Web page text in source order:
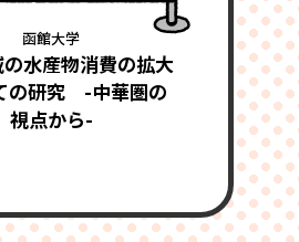
函館大学
水産物消費の拡大
の研究 -中華圏の
視点から-